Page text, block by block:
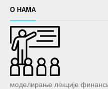
О НАМА
моделирање лекције